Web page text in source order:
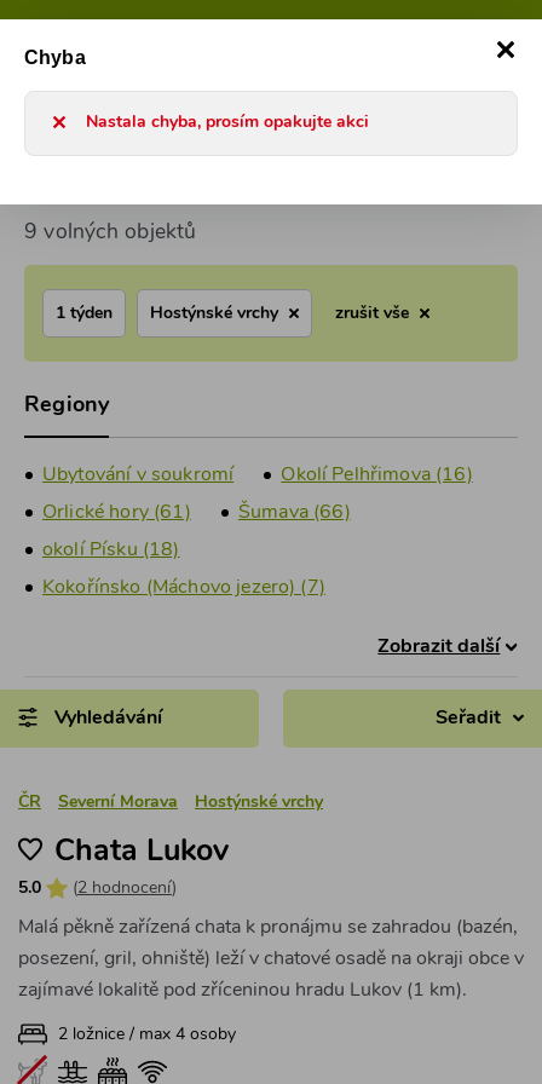
9 volných objektů
1 týden Hostýnské vrchy zrušit vše
Regiony
Ubytování v soukromí
Okolí Pelhřimova (16)
Orlické hory (61)
Šumava (66)
okolí Písku (18)
Kokořínsko (Máchovo jezero) (7)
Zobrazit další
Vyhledávání Seřadit
ČR Severní Morava Hostýnské vrchy
Chata Lukov
5.0 (2 hodnocení)
Malá pěkně zařízená chata k pronájmu se zahradou (bazén,
posezení, gril, ohniště) leží v chatové osadě na okraji obce v
zajímavé lokalitě pod zříceninou hradu Lukov (1 km).
2 ložnice / max 4 osoby
Chyba
Nastala chyba, prosím opakujte akci